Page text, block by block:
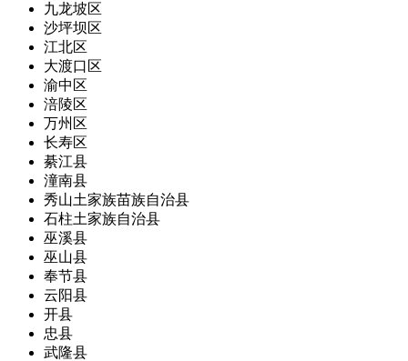
九龙坡区
沙坪坝区
江北区
大渡口区
渝中区
涪陵区
万州区
长寿区
綦江县
潼南县
秀山土家族苗族自治县
石柱土家族自治县
巫溪县
巫山县
奉节县
云阳县
开县
忠县
武隆县